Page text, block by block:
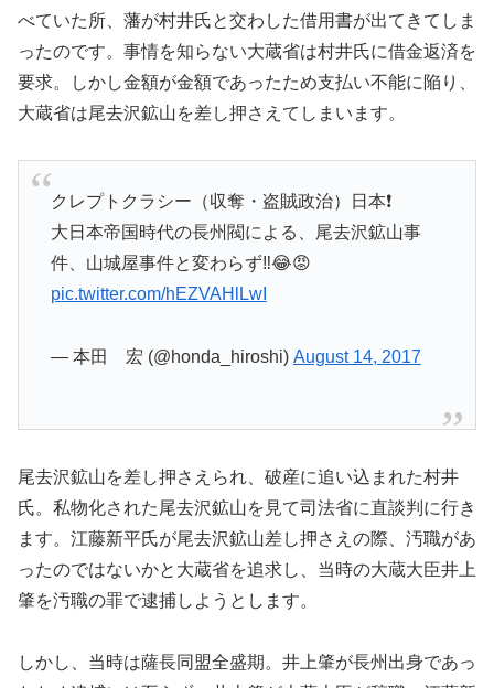
べていた所、藩が村井氏と交わした借用書が出てきてしま
ったのです。事情を知らない大蔵省は村井氏に借金返済を
要求。しかし金額が金額であったため支払い不能に陥り、
大蔵省は尾去沢鉱山を差し押さえてしまいます。
クレプトクラシー（収奪・盗賊政治）日本❗️
大日本帝国時代の長州閥による、尾去沢鉱山事
件、山城屋事件と変わらず‼️😂😡
pic.twitter.com/hEZVAHlLwI
— 本田 宏 (@honda_hiroshi) August 14, 2017
尾去沢鉱山を差し押さえられ、破産に追い込まれた村井
氏。私物化された尾去沢鉱山を見て司法省に直談判に行き
ます。江藤新平氏が尾去沢鉱山差し押さえの際、汚職があ
ったのではないかと大蔵省を追求し、当時の大蔵大臣井上
肇を汚職の罪で逮捕しようとします。
しかし、当時は薩長同盟全盛期。井上肇が長州出身であっ